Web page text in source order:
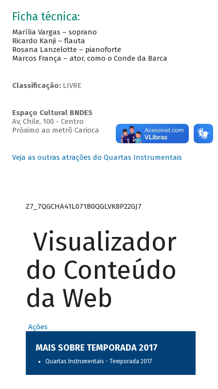
Ficha técnica:
Marília Vargas – soprano
Ricardo Kanji – flauta
Rosana Lanzelotte – pianoforte
Marcos França – ator, como o Conde da Barca
Classificação:LIVRE
Espaço Cultural BNDES
Av, Chile, 100 - Centro
Próximo ao metrô Carioca
Veja as outras atrações do Quartas Instrumentais
Z7_7QGCHA41L071B0QGLVK8P22GJ7
Visualizador
do Conteúdo
da Web
Ações
MAIS SOBRE TEMPORADA 2017
Quartas Instrumentais - Temporada 2017